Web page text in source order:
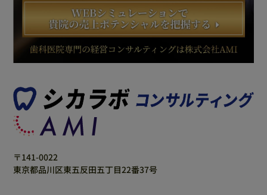
〒141-0022
東京都品川区東五反田五丁目22番37号